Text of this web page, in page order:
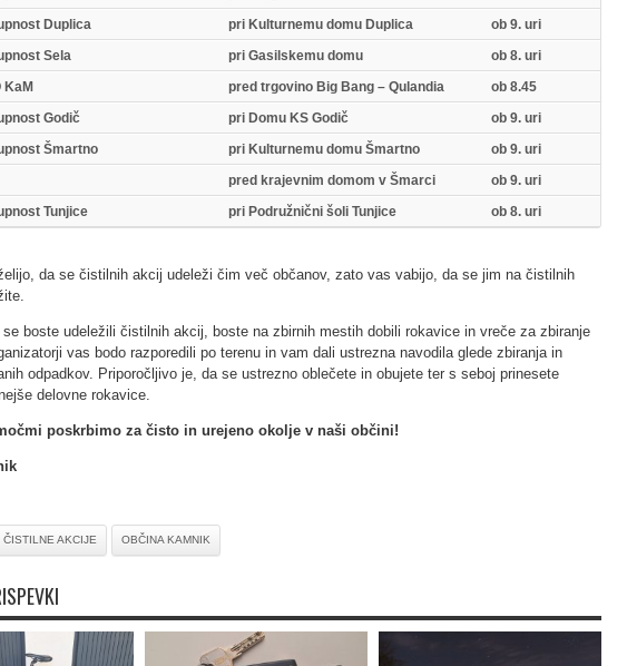
Duplica
pri Kulturnemu domu Duplica
ob 9. uri
Sela
pri Gasilskemu domu
ob 8. uri
KaM
pred trgovino Big Bang – Qulandia
ob 8.45
Godič
pri Domu KS Godič
ob 9. uri
Šmartno
pri Kulturnemu domu Šmartno
ob 9. uri
pred krajevnim domom v Šmarci
ob 9. uri
Tunjice
pri Podružnični šoli Tunjice ob 8. uri
da se čistilnih akcij udeleži čim več občanov, zato vas vabijo, da se jim na čistilnih
boste udeležili čistilnih akcij, boste na zbirnih mestih dobili rokavice in vreče za zbiranje
vas bodo razporedili po terenu in vam dali ustrezna navodila glede zbiranja in
odpadkov. Priporočljivo je, da se ustrezno oblečete in obujete ter s seboj prinesete
delovne rokavice.
poskrbimo za čisto in urejeno okolje v naši občini!
ČISTILNE AKCIJE OBČINA KAMNIK